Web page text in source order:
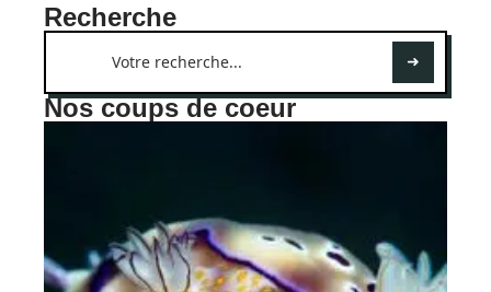
Recherche
Nos coups de coeur